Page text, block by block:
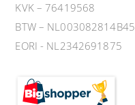
KVK – 76419568
BTW – NL003082814B45
EORI - NL2342691875